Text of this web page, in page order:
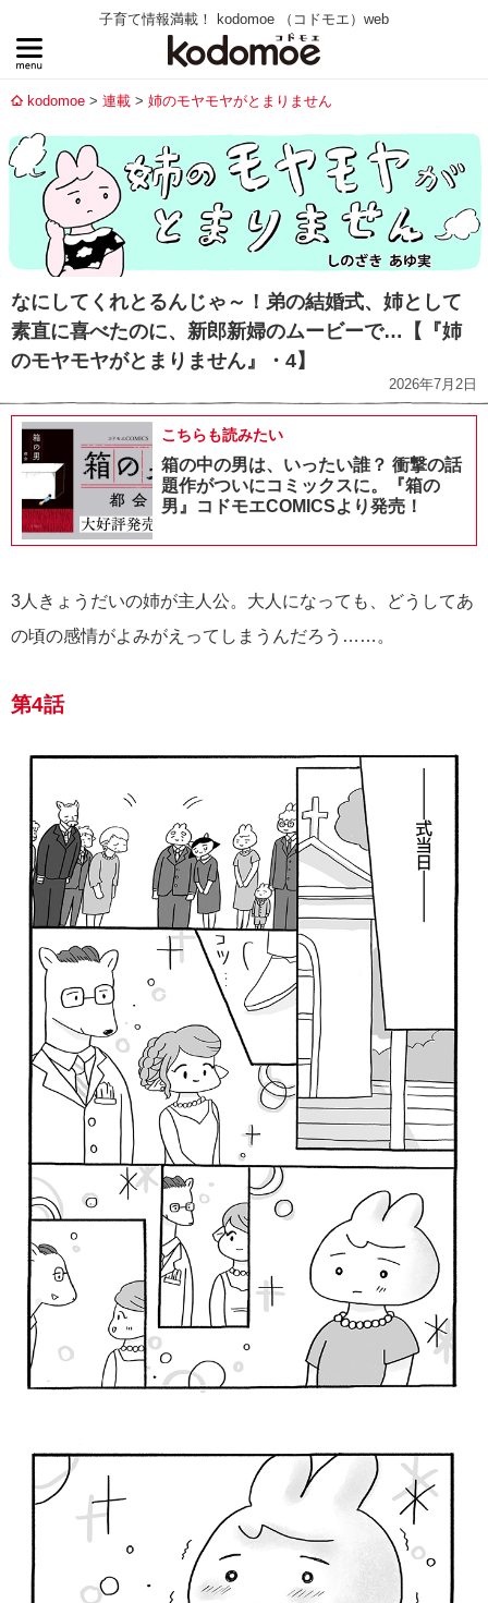
子育て情報満載！ kodomoe （コドモエ）web
kodomoe 連載 姉のモヤモヤがとまりません
なにしてくれとるんじゃ～！弟の結婚式、姉として
素直に喜べたのに、新郎新婦のムービーで…【『姉
のモヤモヤがとまりません』・4】
2026年7月2日
こちらも読みたい
箱の中の男は、いったい誰？ 衝撃の話
題作がついにコミックスに。『箱の
男』コドモエCOMICSより発売！
3人きょうだいの姉が主人公。大人になっても、どうしてあ
の頃の感情がよみがえってしまうんだろう……。
第4話